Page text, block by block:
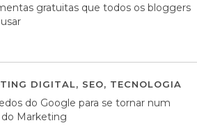
gratuitas que todos os bloggers
DIGITAL, SEO, TECNOLOGIA
do Google para se tornar num
Marketing